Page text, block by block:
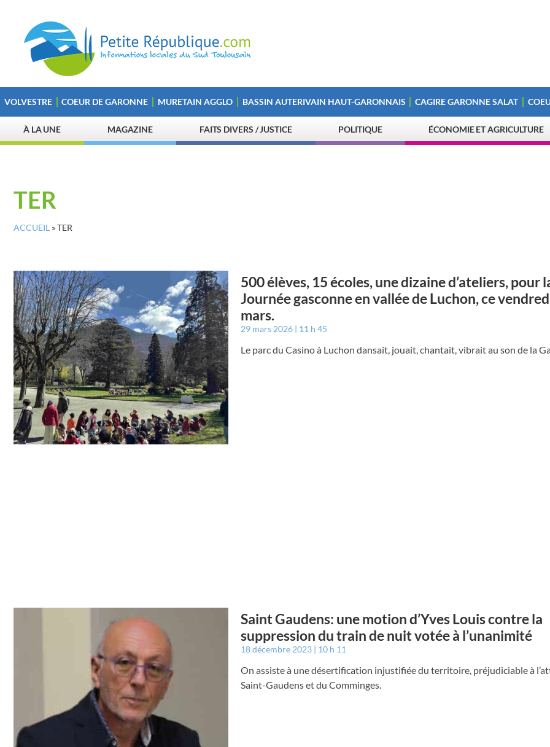
VOLVESTRE COEUR DE GARONNE MURETAIN AGGLO BASSIN AUTERIVAIN HAUT-GARONNAIS CAGIRE GARONNE SALAT
À LA UNE MAGAZINE FAITS DIVERS / JUSTICE POLITIQUE ÉCONOMIE ET AGRICULTURE
TER
ACCUEIL »TER
500 élèves, 15 écoles, une dizaine d’ateliers, pour
Journée gasconne en vallée de Luchon, ce
mars.
29 mars 2026 11 h 45
Le parc du Casino à Luchon dansait, jouait, chantait, vibrait au son de la
Saint Gaudens: une motion d’Yves Louis contre la
suppression du train de nuit votée à l’unanimité
18 décembre 2023 10 h 11
On assiste à une désertification injustifiée du territoire, préjudiciable à
Saint-Gaudens et du Comminges.